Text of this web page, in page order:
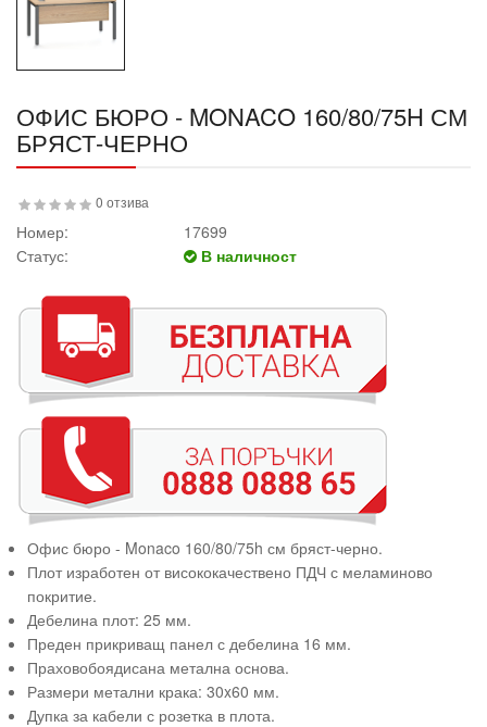
ОФИС БЮРО - MONACO 160/80/75H СМ
БРЯСТ-ЧЕРНО
0 отзива
Номер:
17699
Статус:
В наличност
Офис бюро - Monaco 160/80/75h см бряст-черно.
Плот изработен от висококачествено ПДЧ с меламиново
покритие.
Дебелина плот: 25 мм.
Преден прикриващ панел с дебелина 16 мм.
Праховобоядисана метална основа.
Размери метални крака: 30x60 мм.
Дупка за кабели с розетка в плота.